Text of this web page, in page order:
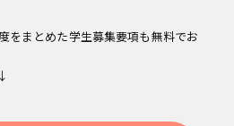
をまとめた学生募集要項も無料でお